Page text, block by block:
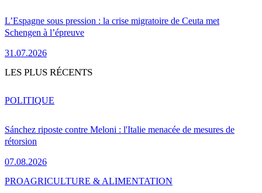
L’Espagne sous pression : la crise migratoire de Ceuta met
Schengen à l’épreuve
31.07.2026
LES PLUS RÉCENTS
Sánchez riposte contre Meloni : l'Italie menacée de mesures de
rétorsion
07.08.2026
POLITIQUE
PROAGRICULTURE & ALIMENTATION